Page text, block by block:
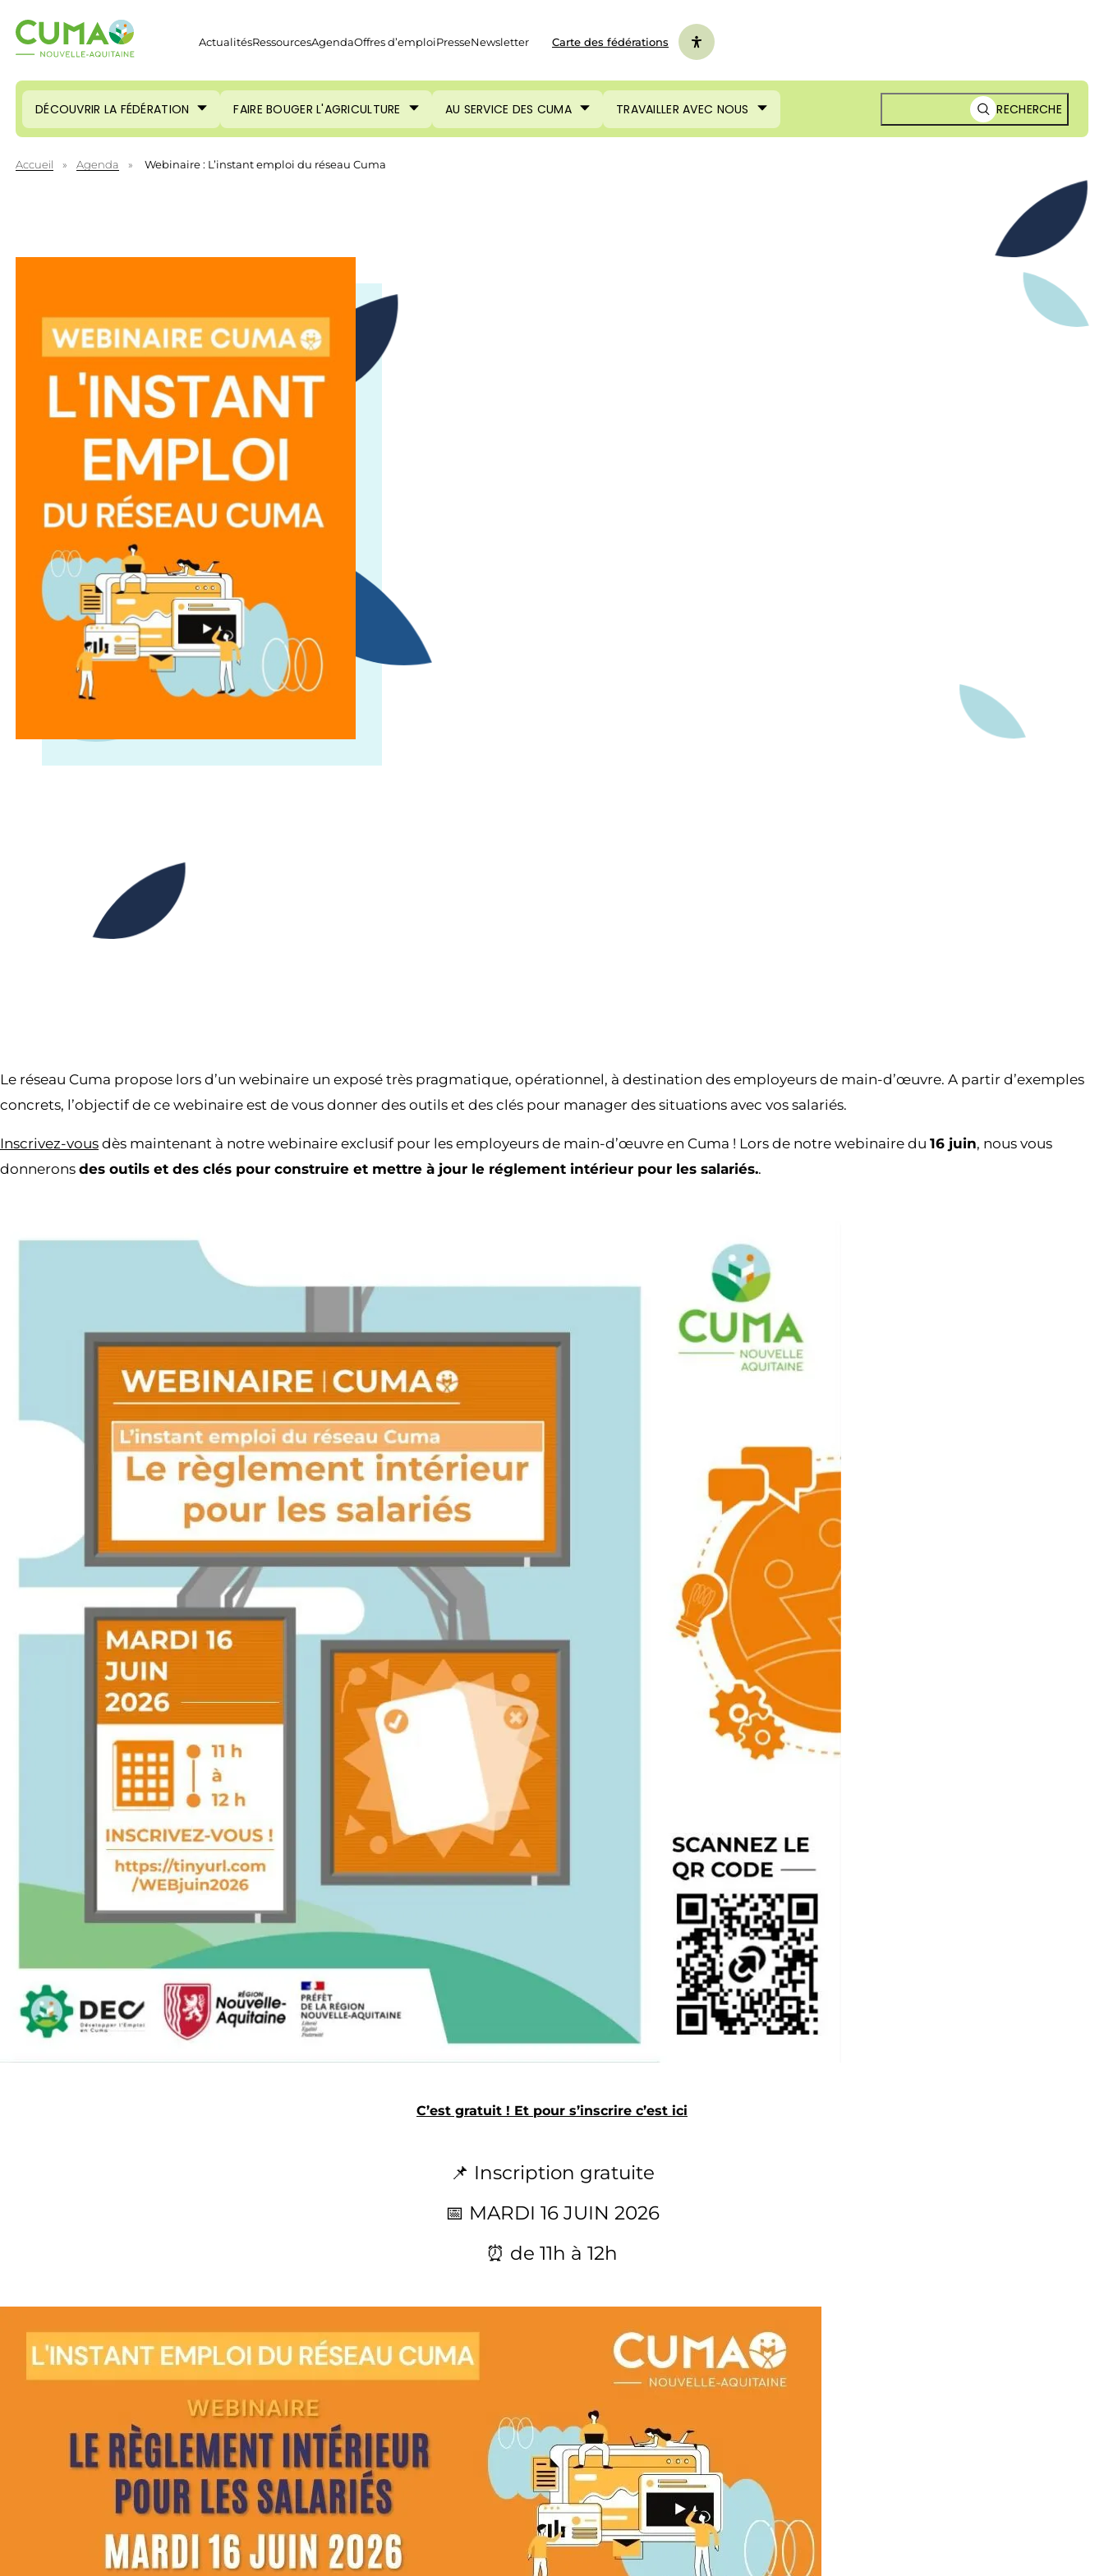
ActualitésRessourcesAgendaOffres d’emploiPresseNewsletter Carte des fédérations
DÉCOUVRIR LA FÉDÉRATION FAIRE BOUGER L'AGRICULTURE AU SERVICE DES CUMA TRAVAILLER AVEC NOUS RECHERCHE
Accueil » Agenda » Webinaire : L’instant emploi du réseau Cuma
Le réseau Cuma propose lors d’un webinaire un exposé très pragmatique, opérationnel, à destination des employeurs de main-d’œuvre. A partir d’exemples
concrets, l’objectif de ce webinaire est de vous donner des outils et des clés pour manager des situations avec vos salariés.
Inscrivez-vous dès maintenant à notre webinaire exclusif pour les employeurs de main-d’œuvre en Cuma ! Lors de notre webinaire du 16 juin, nous vous
donnerons des outils et des clés pour construire et mettre à jour le réglement intérieur pour les salariés..
C’est gratuit ! Et pour s’inscrire c’est ici
📌 Inscription gratuite
📅 MARDI 16 JUIN 2026
⏰ de 11h à 12h